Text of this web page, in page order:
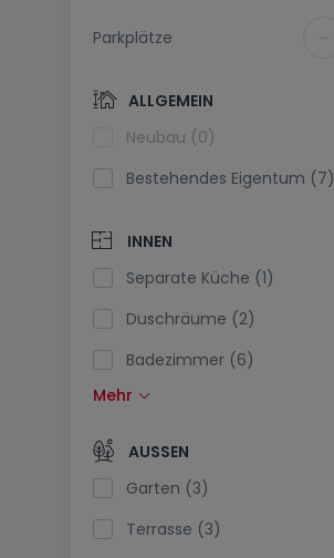
Parkplätze
ALLGEMEIN
Neubau (0)
Bestehendes Eigentum (7)
INNEN
Separate Küche (1)
Duschräume (2)
Badezimmer (6)
Einbauküche (3)
Offene Küche (1)
Separate Toilette (4)
Mehr
AUSSEN
Garten (3)
Terrasse (3)